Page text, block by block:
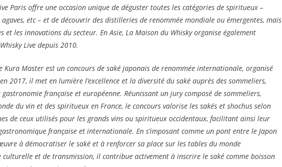
Paris offre une occasion unique de déguster toutes les catégories de spiritueux –
agaves, etc – et de découvrir des distilleries de renommée mondiale ou émergentes, mais
et les innovations du secteur. En Asie, La Maison du Whisky organise également
Live depuis 2010.
Kura Master est un concours de saké japonais de renommée internationale, organisé
2017, il met en lumière l’excellence et la diversité du saké auprès des sommeliers,
française et européenne. Réunissant un jury composé de sommeliers,
du vin et des spiritueux en France, le concours valorise les sakés et shochus selon
de ceux utilisés pour les grands vins ou spiritueux occidentaux, facilitant ainsi leur
française et internationale. En s’imposant comme un pont entre le Japon
à démocratiser le saké et à renforcer sa place sur les tables du monde
culturelle et de transmission, il contribue activement à inscrire le saké comme boisson